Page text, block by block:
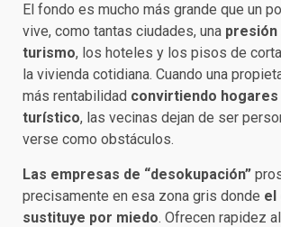
El fondo es mucho más grande que un
vive, como tantas ciudades, una
turismo, los hoteles y los pisos de
la vivienda cotidiana. Cuando una
más rentabilidad convirtiendo
turístico, las vecinas dejan de ser
verse como obstáculos.
Las empresas de “desokupación”
precisamente en esa zona gris donde el
sustituye por miedo. Ofrecen rapidez